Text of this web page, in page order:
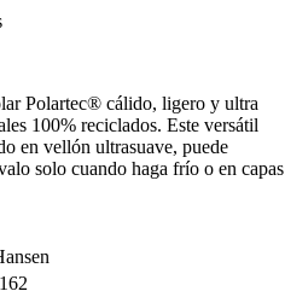
Polartec® cálido, ligero y ultra
100% reciclados. Este versátil
en vellón ultrasuave, puede
solo cuando haga frío o en capas